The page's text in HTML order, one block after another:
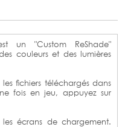
un "Custom ReShade"
couleurs et des lumières
fichiers téléchargés dans
fois en jeu, appuyez sur
écrans de chargement.